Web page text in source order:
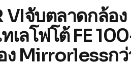
จับตลาดกล้อ
เลโฟโต้ FE
ง Mirrorlessก